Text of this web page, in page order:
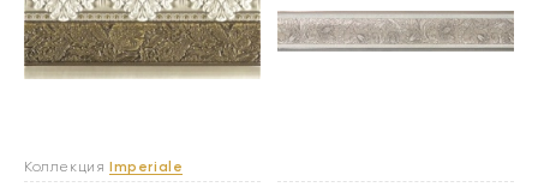
Коллекция Imperiale